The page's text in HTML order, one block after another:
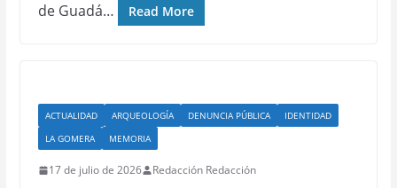
de Guadá…
Read More
ACTUALIDAD ARQUEOLOGÍA DENUNCIA PÚBLICA
IDENTIDAD
LA GOMERA
MEMORIA
17 de julio de 2026 Redacción Redacción